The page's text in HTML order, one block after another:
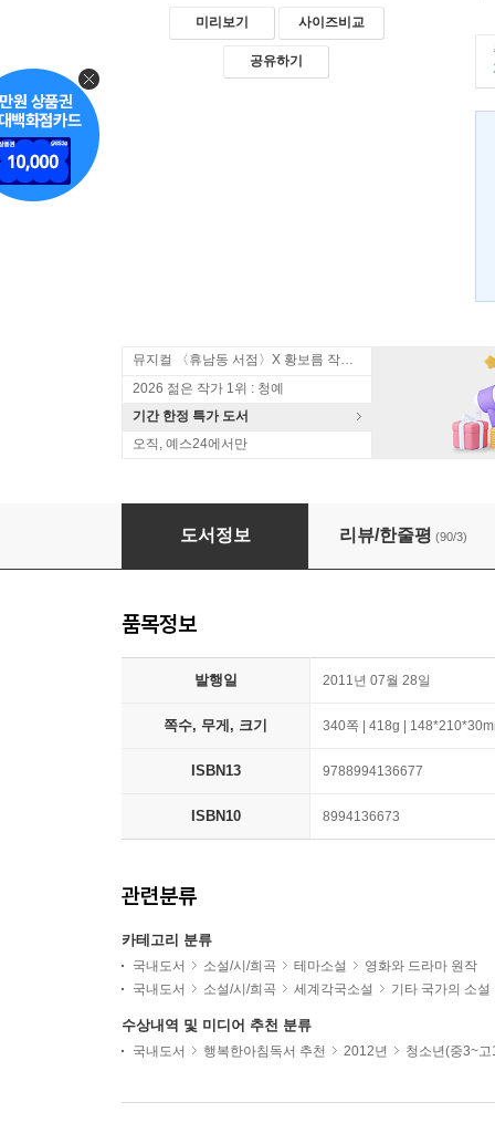
미리보기 사이즈비교
공유하기
뮤지컬 〈휴남동 서점〉X 황보름 작가 북토크
2026 젊은 작가 1위 : 청예
기간 한정 특가 도서
오직, 예스24에서만
세 얼간이
도서정보 리뷰/한줄평 (90/3)
품목정보
발행일 2011년 07월 28일
쪽수, 무게, 크기 340쪽 | 418g |
ISBN13 9788994136677
ISBN10 8994136673
관련분류
카테고리 분류
국내도서 소설/시/희곡 테마소설
영화와 드라마 원작
국내도서
소설/시/희곡 세계각국소설 기타 국가의 소설
수상내역 및 미디어 추천 분류
국내도서 행복한아침독서 추천 2012년 청소년(중3~